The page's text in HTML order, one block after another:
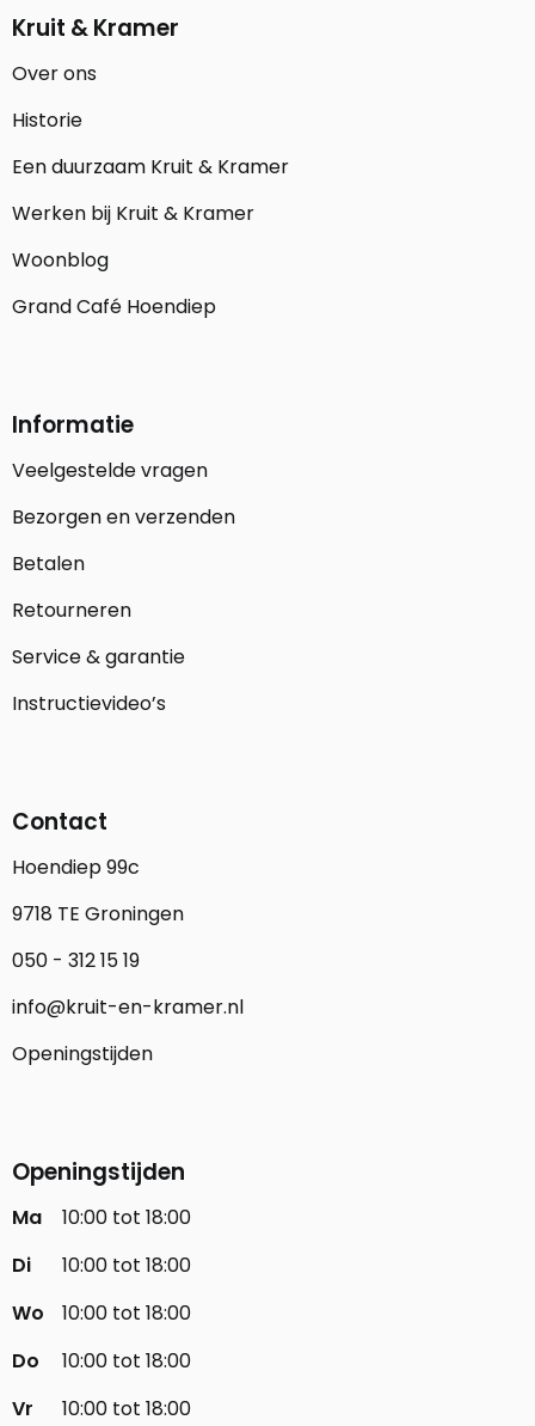
Kruit & Kramer
Over ons
Historie
Een duurzaam Kruit & Kramer
Werken bij Kruit & Kramer
Woonblog
Grand Café Hoendiep
Informatie
Veelgestelde vragen
Bezorgen en verzenden
Betalen
Retourneren
Service & garantie
Instructievideo’s
Contact
Hoendiep 99c
9718 TE Groningen
050 - 312 15 19
info@kruit-en-kramer.nl
Openingstijden
Openingstijden
Ma
10:00 tot 18:00
Di
10:00 tot 18:00
Wo
10:00 tot 18:00
Do
10:00 tot 18:00
Vr
10:00 tot 18:00